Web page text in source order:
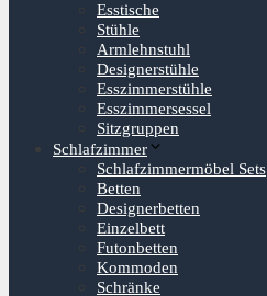
Esstische
Stühle
Armlehnstuhl
Designerstühle
Esszimmerstühle
Esszimmersessel
Sitzgruppen
Schlafzimmer
Schlafzimmermöbel Sets
Betten
Designerbetten
Einzelbett
Futonbetten
Kommoden
Schränke